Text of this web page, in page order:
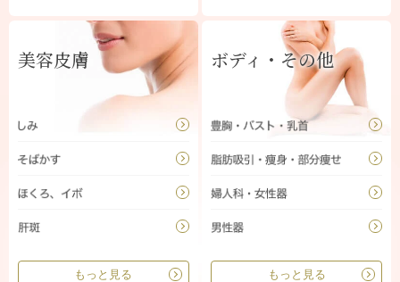
美容皮膚
もっと見る
ボディ・その他
もっと見る